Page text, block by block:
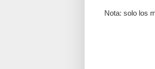
Nota: solo los